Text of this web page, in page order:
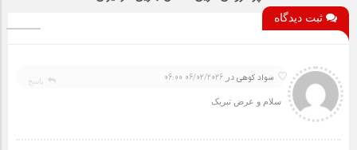
ثبت دیدگاه
1
سواد کوهی در 06/02/2026 06:00
سلام و عرض تبریک
پاسخ